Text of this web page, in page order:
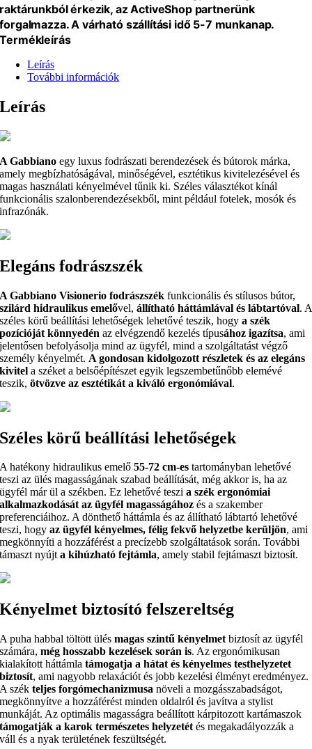
raktárunkból érkezik, az ActiveShop partnerünk
forgalmazza. A várható szállítási idő 5-7 munkanap.
Termékleírás
Leírás
További információk
Leírás
A Gabbianoegy luxus fodrászati berendezések és bútorok márka,
amely megbízhatóságával, minőségével, esztétikus kivitelezésével és
magas használati kényelmével tűnik ki. Széles választékot kínál
funkcionális szalonberendezésekből, mint például fotelek, mosók és
infrazónák.
Elegáns fodrászszék
A Gabbiano Visionerio fodrászszék funkcionális és stílusos bútor,
szilárd hidraulikus emelővel, állítható háttámlával és lábtartóval. A
széles körű beállítási lehetőségek lehetővé teszik, hogya szék
pozícióját könnyedén az elvégzendő kezelés típusához igazítsa, ami
jelentősen befolyásolja mind az ügyfél, mind a szolgáltatást végző
személy kényelmét. A gondosan kidolgozott részletek és az elegáns
kivitel a széket a belsőépítészet egyik legszembetűnőbb elemévé
teszik,ötvözve az esztétikát a kiváló ergonómiával.
Széles körű beállítási lehetőségek
A hatékony hidraulikus emelő55-72 cm-estartományban lehetővé
teszi az ülés magasságának szabad beállítását, még akkor is, ha az
ügyfél már ül a székben. Ez lehetővé teszia szék ergonómiai
alkalmazkodását az ügyfél magasságához és a szakember
preferenciáihoz. A dönthető háttámla és az állítható lábtartó lehetővé
teszi, hogy az ügyfél kényelmes, félig fekvő helyzetbe kerüljön, ami
megkönnyíti a hozzáférést a precízebb szolgáltatások során. További
támaszt nyújta kihúzható fejtámla, amely stabil fejtámaszt biztosít.
Kényelmet biztosító felszereltség
A puha habbal töltött ülésmagas szintű kényelmet biztosít az ügyfél
számára,még hosszabb kezelések során is. Az ergonómikusan
kialakított háttámlatámogatja a hátat és kényelmes testhelyzetet
biztosít, ami nagyobb relaxációt és jobb kezelési élményt eredményez.
A székteljes forgómechanizmusa növeli a mozgásszabadságot,
megkönnyítve a hozzáférést minden oldalról és javítva a stylist
munkáját. Az optimális magasságra beállított kárpitozott kartámaszok
támogatják a karok természetes helyzetét és megakadályozzák a
váll és a nyak területének feszültségét.